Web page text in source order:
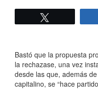
Bastó que la propuesta
la rechazase, una vez
desde las que, además
capitalino, se “hace